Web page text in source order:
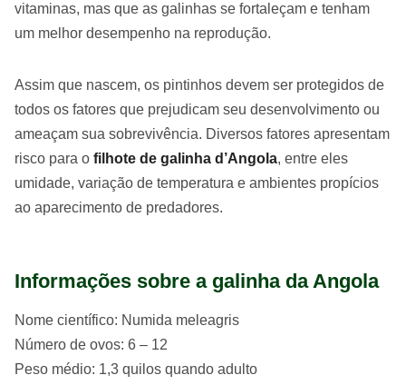
vitaminas, mas que as galinhas se fortaleçam e tenham
um melhor desempenho na reprodução.
Assim que nascem, os pintinhos devem ser protegidos de
todos os fatores que prejudicam seu desenvolvimento ou
ameaçam sua sobrevivência. Diversos fatores apresentam
risco para o filhote de galinha d’Angola, entre eles
umidade, variação de temperatura e ambientes propícios
ao aparecimento de predadores.
Informações sobre a galinha da Angola
Nome científico: Numida meleagris
Número de ovos: 6 – 12
Peso médio: 1,3 quilos quando adulto